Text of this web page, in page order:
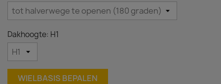
Dakhoogte: H1
WIELBASIS BEPALEN